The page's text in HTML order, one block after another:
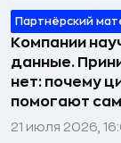
Партнёрский
Компании
данные.
нет: почему
помогают
21 июля 2026,